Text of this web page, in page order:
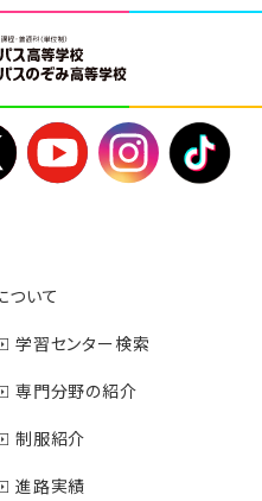
ついて
学習センター検索
専門分野の紹介
制服紹介
進路実績